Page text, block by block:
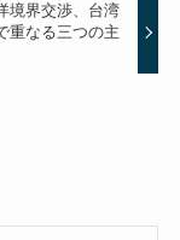
境界交渉、台湾
重なる三つの主